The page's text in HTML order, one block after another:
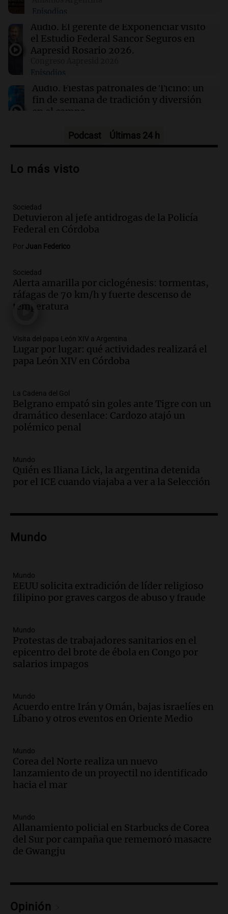
06:00 Belgrano
Racing se enfrentará a Belgrano en los
octavos de final: día, hora y TV del partido
Alerta meteorológica en Argentina: lluvias
intensas y vientos fuertes afectan a varias
provincias
Episodios
Audio. El gerente de Exponenciar visitó
el Estudio Federal Sancor Seguros en
Aapresid Rosario 2026.
Episodios
Audio. Fiestas patronales de Ticino: un
fin de semana de tradición y diversión
en el campo
Audio.Preparativos para la feria en La
de apertura
Audio.
lluvias, senadores manifiestan
oposición a ley de tierras
Panorama Federal
Audio.
centro de esquí Penitentes Park tras
siete años de cierre por falta de nieve
Panorama Federal
Audio.Madres en Rosario piden por la
ley Joaquín.
Viva la Radio Rosario
Audio. Juan Pedro Colombo, rematador
de hacienda: “Las tecnologías no
reemplazan el contacto con la gente”
La Argentina, hoy
Audio.
un pozo de 17 metros en Nueva Córdoba
Panorama Federal
Audio.Lanzamiento del Tigo 7 CSH: el
al mercado argentino
Audio.
Mundial de Natación de Invierno con
récords y atletas de 20 países
Audio.Conductor imputado por
accidente fatal en San Luis dejó tres
jóvenes muertos y un herido grave
Audio.
Historiador de la UBA celebró la
marcha atrás en la Ley de Tierras:
“Frenamos un saqueo de recursos”
Episodios
Audio.Ahyre estuvo en el Estudio
Federal Sancor Seguros y adelantó su
nuevo tema a Cadena 3 Rosario.
Audio.
Cierre del Paso Internacional
Cristo Redentor por acumulación de
nieve se extiende a 22 días
Panorama Federal
Audio.Estudiantes de Italia realizan
enriquecer su formación educativa
Podcast Últimas 24 h
Lo más visto
Sociedad
Detuvieron al jefe antidrogas de la Policía
Federal en Córdoba
Por Juan Federico
Sociedad
Alerta amarilla por ciclogénesis: tormentas,
ráfagas de 70 km/h y fuerte descenso de
temperatura
Visita del papa León XIV a Argentina
Lugar por lugar: qué actividades realizará el
papa León XIV en Córdoba
La Cadena del Gol
Belgrano empató sin goles ante Tigre con un
dramático desenlace: Cardozo atajó un
polémico penal
Mundo
Quién es Iliana Lick, la argentina detenida
por el ICE cuando viajaba a ver a la Selección
Mundo
Mundo
EEUU solicita extradición de líder religioso
filipino por graves cargos de abuso y fraude
Mundo
Protestas de trabajadores sanitarios en el
epicentro del brote de ébola en Congo por
salarios impagos
Mundo
Acuerdo entre Irán y Omán, bajas israelíes en
Líbano y otros eventos en Oriente Medio
Mundo
Corea del Norte realiza un nuevo
lanzamiento de un proyectil no identificado
hacia el mar
Mundo
Allanamiento policial en Starbucks de Corea
del Sur por campaña que rememoró masacre
de Gwangju
Opinión